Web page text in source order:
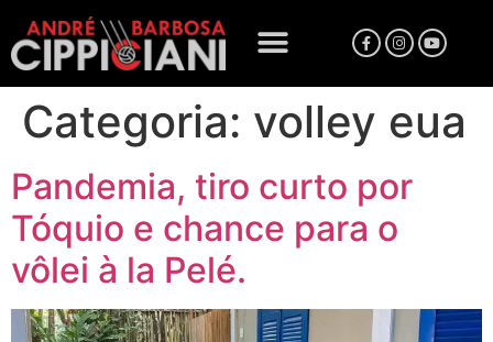
Categoria: volley eua
Pandemia, tiro curto por
Tóquio e chance para o
vôlei à la Pelé.